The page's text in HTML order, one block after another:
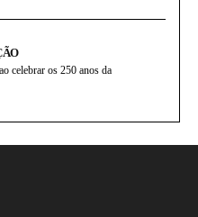
celebrar os 250 anos da